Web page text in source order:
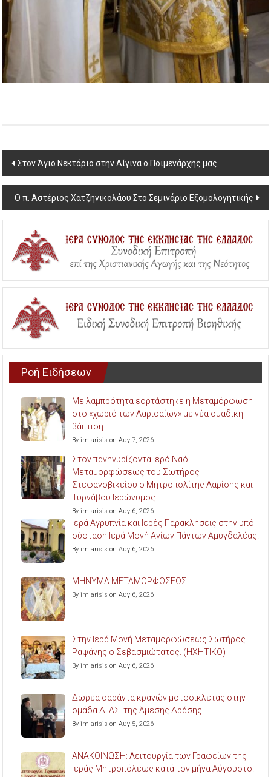
Post
navigation
Στον Άγιο Νεκτάριο στην Αίγινα ο Ποιμενάρχης μας
Ο π. Αστέριος Χατζηνικολάου Στο Σεμινάριο Εξομολογητικής
Ροή Ειδήσεων
Με λαμπρότητα εορτάστηκε η Μεταμόρφωση
στο «χωριό των Λαρισαίων» με νέα ομαδική
βάπτιση.
By imlarisis on Αυγ 7, 2026
Στον πανηγυρίζοντα Ιερό Ναό
Μεταμορφώσεως του Σωτήρος
Στεφανοβικείου ο Μητροπολίτης Λαρίσης και
Τυρνάβου Ιερώνυμος.
By imlarisis on Αυγ 6, 2026
Ιερά Αγρυπνία και Ιερές Παρακλήσεις στην υπό
σύσταση Ιερά Μονή Αγίων Πάντων Αμυγδαλέας.
By imlarisis on Αυγ 6, 2026
ΜΗΝΥΜΑ ΜΕΤΑΜΟΡΦΩΣΕΩΣ
By imlarisis on Αυγ 6, 2026
Στην Ιερά Μονή Μεταμορφώσεως Σωτήρος
Ραψάνης ο Σεβασμιώτατος. (ΗΧΗΤΙΚΟ)
By imlarisis on Αυγ 6, 2026
Δωρέα σαράντα κρανών μοτοσικλέτας στην
ομάδα ΔΙ.ΑΣ. της Άμεσης Δράσης.
By imlarisis on Αυγ 5, 2026
ΑΝΑΚΟΙΝΩΣΗ: Λειτουργία των Γραφείων της
Ιεράς Μητροπόλεως κατά τον μήνα Αύγουστο.